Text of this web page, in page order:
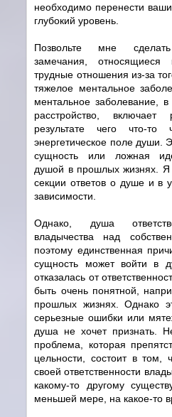
необходимо перенести
глубокий уровень.
Позвольте мне
замечания,
трудные отношения из-за
тяжелое ментальное
ментальное заболевание,
расстройство,
результате чего что-
энергетическое поле души.
сущность или ложная
душой в прошлых жизнях. Я
секции ответов о душе и в
зависимости.
Однако, душа
владычества над
поэтому единственная
сущность может войти в
отказалась от
быть очень понятной,
прошлых жизнях. Однако
серьезные ошибки или
душа не хочет признать.
проблема, которая
цельности, состоит в том,
своей ответственности
какому-то другому
меньшей мере, на какое-то